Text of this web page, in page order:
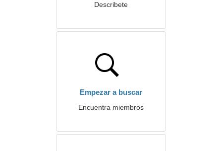
Describete
Empezar a buscar
Encuentra miembros